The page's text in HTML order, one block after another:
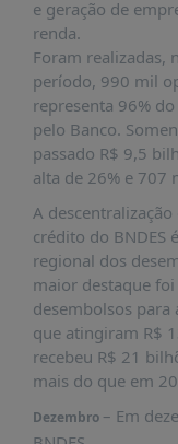
e geração de
renda.
Foram realizadas,
período, 990 mil
representa 96%
pelo Banco.
passado R$ 9,5
alta de 26% e 707
A descentralização
crédito do BNDES
regional dos
maior destaque
desembolsos para
que atingiram R$
recebeu R$ 21
mais do que em
Dezembro – Em